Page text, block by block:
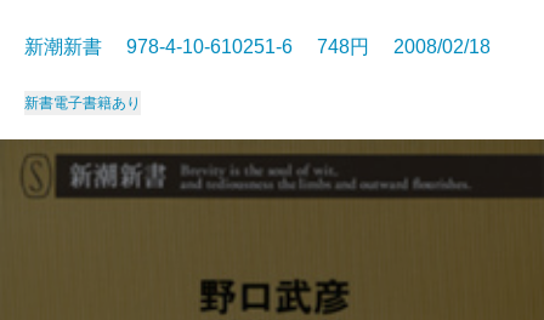
新潮新書 978-4-10-610251-6 748円 2008/02/18
新書電子書籍あり